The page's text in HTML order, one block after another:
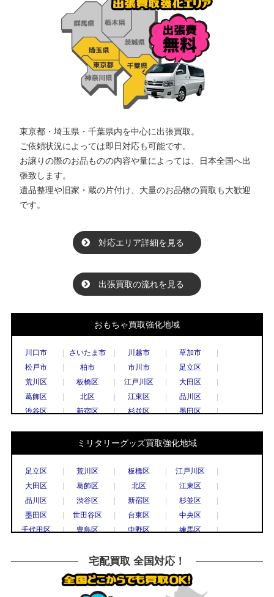
東京都・埼玉県・千葉県内を中心に出張買取。
ご依頼状況によっては即日対応も可能です。
お譲りの際のお品ものの内容や量によっては、日本全国へ出
張致します。
遺品整理や旧家・蔵の片付け、大量のお品物の買取も大歓迎
です。
対応エリア詳細を見る
出張買取の流れを見る
おもちゃ買取強化地域
川口市 さいたま市 川越市
草加市
松戸市
柏市 市川市
足立区
荒川区
板橋区 江戸川区
大田区
葛飾区
北区 江東区
品川区
渋谷区
新宿区 杉並区
墨田区
中野区 練馬区
文京区
港区
目黒区 国立市
小金井市
国分寺市
小平市 立川市
調布市
西東京市
八王子市 東村山市
日野市
府中市
三鷹市 武蔵野市
上尾市
春日部市
久喜市 熊谷市
越谷市
秩父市
所沢市 戸田市
新座市
鎌倉市 川崎市
相模原市
横須賀市 横浜市
宇都宮市
高崎市 前橋市
古河市
ミリタリーグッズ買取強化地域
足立区 荒川区 板橋区
江戸川区
大田区
葛飾区 北区
江東区
品川区
渋谷区 新宿区
杉並区
墨田区
世田谷区 台東区
中央区
千代田区
豊島区 中野区
練馬区
横浜市
川崎市 川口市
越谷市
戸田市 さいたま市
所沢市
市川市 柏市
松戸市
宅配買取 全国対応！